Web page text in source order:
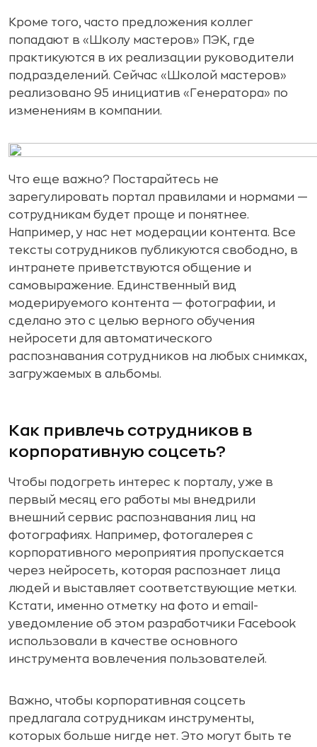
Кроме того, часто предложения коллег
попадают в «Школу мастеров» ПЭК, где
практикуются в их реализации руководители
подразделений. Сейчас «Школой мастеров»
реализовано 95 инициатив «Генератора» по
изменениям в компании.
Что еще важно? Постарайтесь не
зарегулировать портал правилами и нормами —
сотрудникам будет проще и понятнее.
Например, у нас нет модерации контента. Все
тексты сотрудников публикуются свободно, в
интранете приветствуются общение и
самовыражение. Единственный вид
модерируемого контента — фотографии, и
сделано это с целью верного обучения
нейросети для автоматического
распознавания сотрудников на любых снимках,
загружаемых в альбомы.
Как привлечь сотрудников в
корпоративную соцсеть?
Чтобы подогреть интерес к порталу, уже в
первый месяц его работы мы внедрили
внешний сервис распознавания лиц на
фотографиях. Например, фотогалерея с
корпоративного мероприятия пропускается
через нейросеть, которая распознает лица
людей и выставляет соответствующие метки.
Кстати, именно отметку на фото и email-
уведомление об этом разработчики Facebook
использовали в качестве основного
инструмента вовлечения пользователей.
Важно, чтобы корпоративная соцсеть
предлагала сотрудникам инструменты,
которых больше нигде нет. Это могут быть те